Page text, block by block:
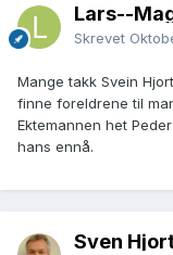
Lars--
Skrevet
Mange takk Svein
finne foreldrene til
Ektemannen het
hans ennå.
Sven